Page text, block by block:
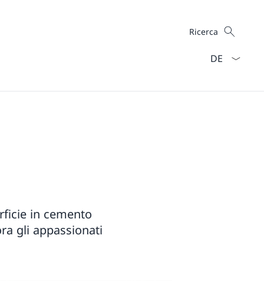
Cercare
Ricerca
in cemento
gli appassionati